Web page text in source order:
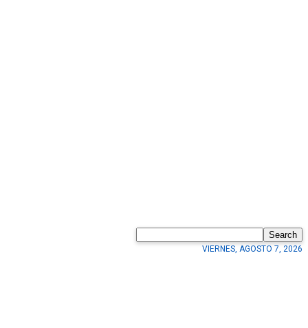
Search
VIERNES, AGOSTO 7, 2026